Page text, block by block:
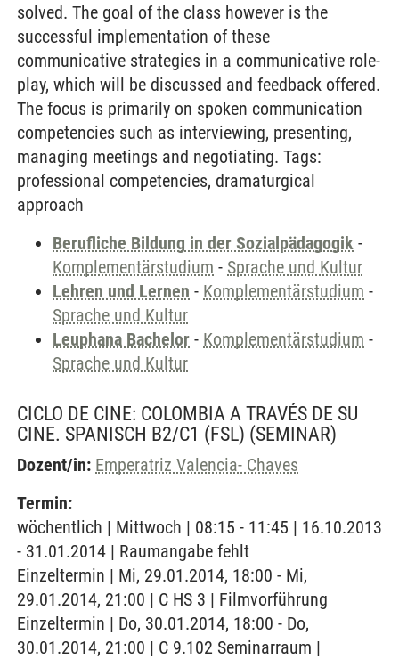
solved. The goal of the class however is the
successful implementation of these
communicative strategies in a communicative role-
play, which will be discussed and feedback offered.
The focus is primarily on spoken communication
competencies such as interviewing, presenting,
managing meetings and negotiating. Tags:
professional competencies, dramaturgical
approach
Berufliche Bildung in der Sozialpädagogik -
Komplementärstudium - Sprache und Kultur
Lehren und Lernen - Komplementärstudium -
Sprache und Kultur
Leuphana Bachelor - Komplementärstudium -
Sprache und Kultur
CICLO DE CINE: COLOMBIA A TRAVÉS DE SU
CINE. SPANISCH B2/C1 (FSL) (SEMINAR)
Dozent/in: Emperatriz Valencia- Chaves
Termin:
wöchentlich | Mittwoch | 08:15 - 11:45 | 16.10.2013
- 31.01.2014 | Raumangabe fehlt
Einzeltermin | Mi, 29.01.2014, 18:00 - Mi,
29.01.2014, 21:00 | C HS 3 | Filmvorführung
Einzeltermin | Do, 30.01.2014, 18:00 - Do,
30.01.2014, 21:00 | C 9.102 Seminarraum |